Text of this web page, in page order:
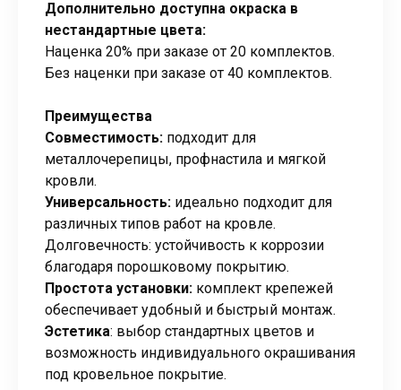
Дополнительно доступна окраска в
нестандартные цвета:
Наценка 20% при заказе от 20 комплектов.
Без наценки при заказе от 40 комплектов.
Преимущества
Совместимость: подходит для
металлочерепицы, профнастила и мягкой
кровли.
Универсальность: идеально подходит для
различных типов работ на кровле.
Долговечность: устойчивость к коррозии
благодаря порошковому покрытию.
Простота установки: комплект крепежей
обеспечивает удобный и быстрый монтаж.
Эстетика: выбор стандартных цветов и
возможность индивидуального окрашивания
под кровельное покрытие.